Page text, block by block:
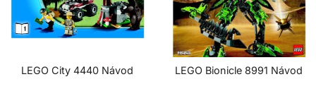
LEGO City 4440 Návod LEGO Bionicle 8991 Návod